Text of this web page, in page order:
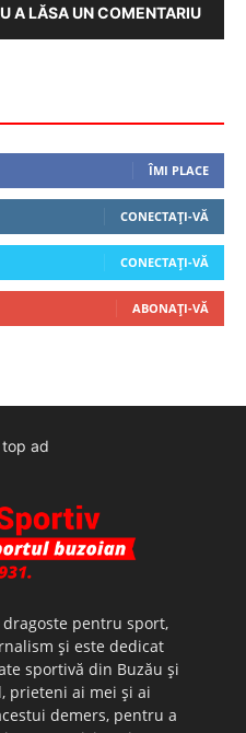
A LĂSA UN COMENTARIU
ÎMI PLACE
CONECTAȚI-VĂ
CONECTAȚI-VĂ
ABONAȚI-VĂ
top ad
pentru sport,
şi este dedicat
sportivă din Buzău şi
prieteni ai mei şi ai
demers, pentru a